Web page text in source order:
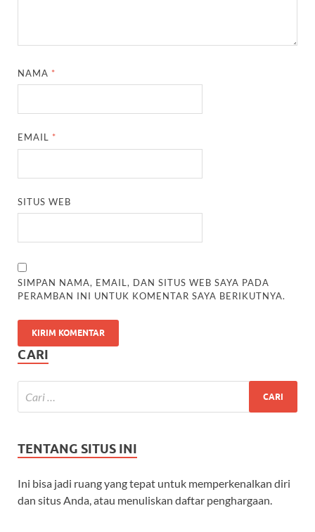
NAMA *
EMAIL *
SITUS WEB
SIMPAN NAMA, EMAIL, DAN SITUS WEB SAYA PADA
PERAMBAN INI UNTUK KOMENTAR SAYA BERIKUTNYA.
CARI
TENTANG SITUS INI
Ini bisa jadi ruang yang tepat untuk memperkenalkan diri
dan situs Anda, atau menuliskan daftar penghargaan.